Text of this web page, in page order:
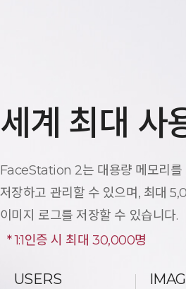
세계 최대 사
FaceStation 2는 대용량 메모리
저장하고 관리할 수 있으며, 최대
이미지 로그를 저장할 수 있습니다.
* 1:1인증 시 최대 30,000명
USERS